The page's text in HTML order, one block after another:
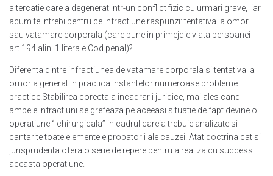
altercatie care a degenerat intr-un conflict fizic cu urmari grave, iar
acum te intrebi pentru ce infractiune raspunzi: tentativa la omor
sau vatamare corporala (care pune in primejdie viata persoanei
art.194 alin. 1 litera e Cod penal)?
Diferenta dintre infractiunea de vatamare corporala si tentativa la
omor a generat in practica instantelor numeroase probleme
practice.Stabilirea corecta a incadrarii juridice, mai ales cand
ambele infractiuni se grefeaza pe aceeasi situatie de fapt devine o
operatiune ‘’ chirurgicala’’ in cadrul careia trebuie analizate si
cantarite toate elementele probatorii ale cauzei. Atat doctrina cat si
jurisprudenta ofera o serie de repere pentru a realiza cu success
aceasta operatiune.